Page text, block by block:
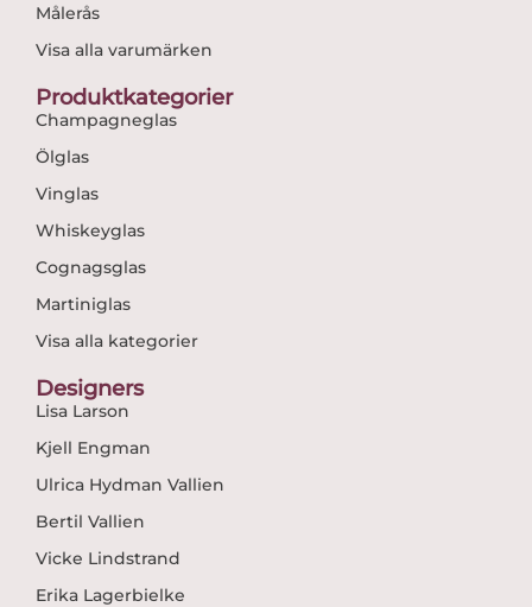
Målerås
Visa alla varumärken
Produktkategorier
Champagneglas
Ölglas
Vinglas
Whiskeyglas
Cognagsglas
Martiniglas
Visa alla kategorier
Designers
Lisa Larson
Kjell Engman
Ulrica Hydman Vallien
Bertil Vallien
Vicke Lindstrand
Erika Lagerbielke